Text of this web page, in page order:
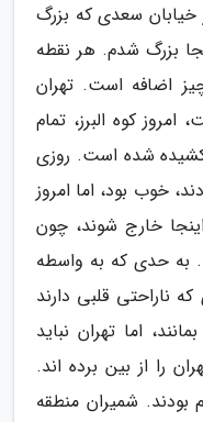
خیابان سعدی که بزرگ
بزرگ شدم. هر نقطه
اضافه است. تهران
کوه البرز، تمام
کشیده شده است. روزی
خوب بود، اما امروز
اینجا خارج شوند، چون
به حدی که به واسطه
ناراحتی قلبی دارند
اما تهران نباید
را از بین برده اند.
بودند. شمیران منطقه